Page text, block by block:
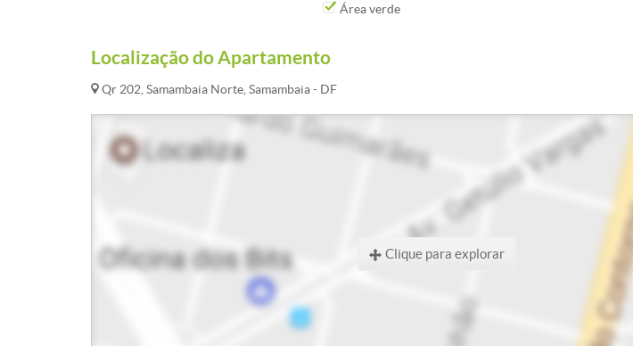
Área verde
Localização do Apartamento
Qr 202, Samambaia Norte, Samambaia - DF
Clique para explorar